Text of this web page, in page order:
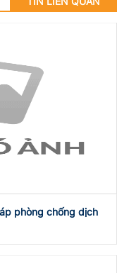
phòng chống dịch